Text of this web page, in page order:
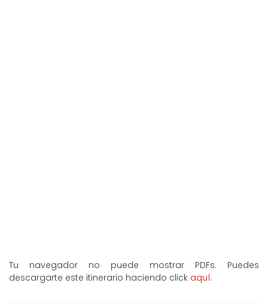
Tu navegador no puede mostrar PDFs. Puedes
descargarte este itinerario haciendo click aquí.